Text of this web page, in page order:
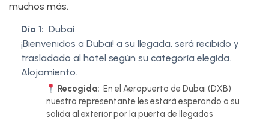
muchos más.
Día 1: Dubai
¡Bienvenidos a Dubai! a su llegada, será recibido y
trasladado al hotel según su categoría elegida.
Alojamiento.
Recogida: En el Aeropuerto de Dubai (DXB)
nuestro representante les estará esperando a su
salida al exterior por la puerta de llegadas